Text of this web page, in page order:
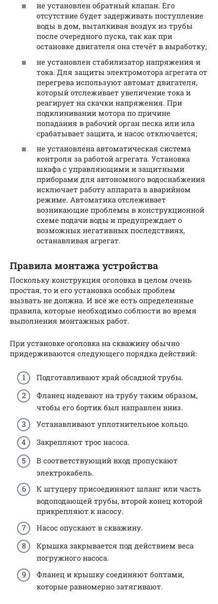
не установлен обратный клапан. Его
отсутствие будет задерживать поступление
воды в дом, выталкивая воздух из трубы
после очередного пуска, так как при
остановке двигателя она стечёт в выработку;
не установлен стабилизатор напряжения и
тока. Для защиты электромотора агрегата от
перегрева используют автомат двигателя,
который отслеживает увеличение тока и
реагирует на скачки напряжения. При
подклинивании мотора по причине
попадания в рабочий орган песка или ила
срабатывает защита, и насос отключается;
не установлена автоматическая система
контроля за работой агрегата. Установка
шкафа с управляющими и защитными
приборами для автономного водоснабжения
исключает работу аппарата в аварийном
режиме. Автоматика отслеживает
возникающие проблемы в конструкционной
схеме подачи воды и предупреждает о
возможных негативных последствиях,
останавливая агрегат.
Правила монтажа устройства
Поскольку конструкция оголовка в целом очень
простая, то и его установка особых проблем
вызвать не должна. И все же есть определенные
правила, которые необходимо соблюсти во время
выполнения монтажных работ.
При установке оголовка на скважину обычно
придерживаются следующего порядка действий:
Подготавливают край обсадной трубы.
Фланец надевают на трубу таким образом,
чтобы его бортик был направлен вниз.
Устанавливают уплотнительное кольцо.
Закрепляют трос насоса.
В соответствующий вход пропускают
электрокабель.
К штуцеру присоединяют шланг или часть
водоподающей трубы, второй конец которой
прикрепляют к насосу.
Насос опускают в скважину.
Крышка закрывается под действием веса
погружного насоса.
Фланец и крышку соединяют болтами,
которые равномерно затягивают.